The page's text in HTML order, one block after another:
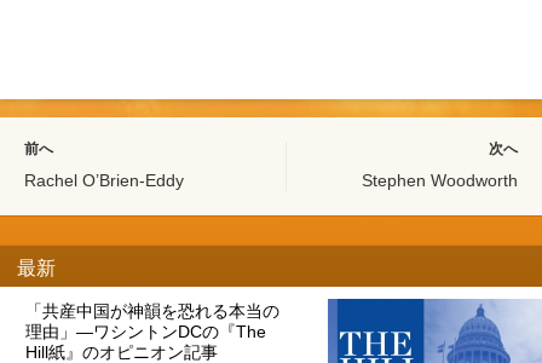
前へ
Rachel O’Brien-Eddy
次へ
Stephen Woodworth
最新
「共産中国が神韻を恐れる本当の
理由」―ワシントンDCの『The
Hill紙』のオピニオン記事